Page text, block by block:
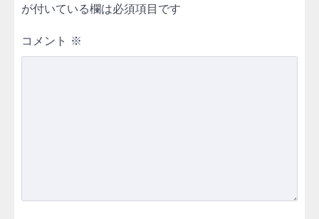
が付いている欄は必須項目です
コメント ※